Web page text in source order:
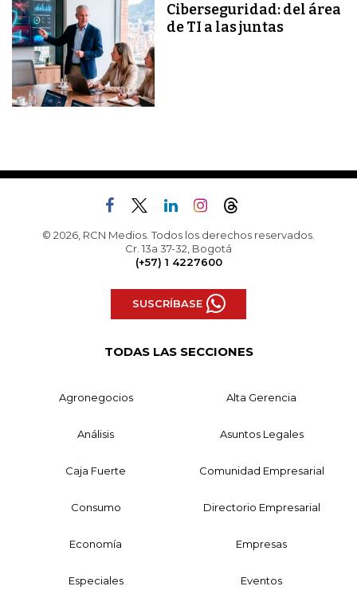
Ciberseguridad: del área
de TI a las juntas
© 2026, RCN Medios. Todos los derechos reservados.
Cr. 13a 37-32, Bogotá
(+57) 1 4227600
SUSCRÍBASE
TODAS LAS SECCIONES
Agronegocios Alta Gerencia
Análisis Asuntos Legales
Caja Fuerte Comunidad Empresarial
Consumo Directorio Empresarial
Economía Empresas
Especiales Eventos